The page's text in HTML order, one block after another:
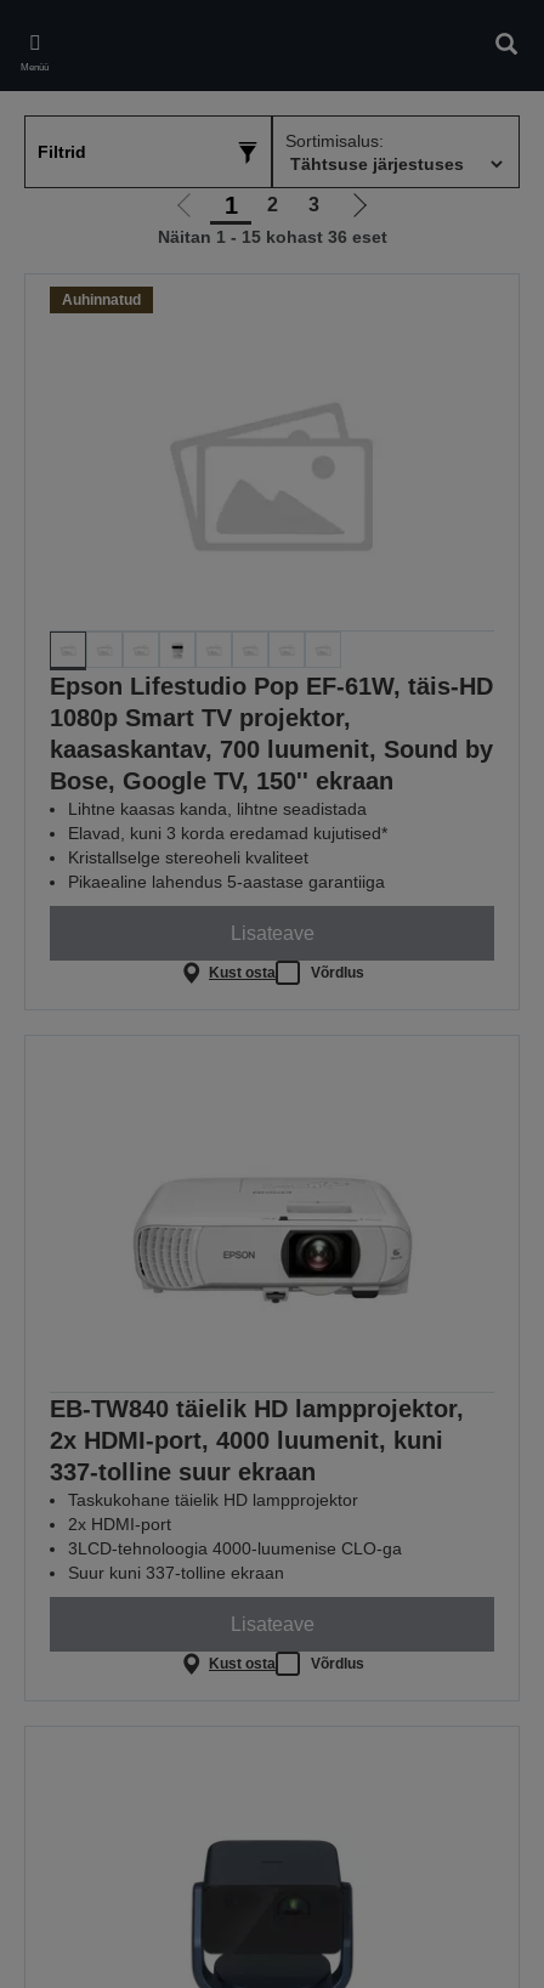
main
content
Menüü
Filtrid
Sortimisalus:
Liigu
eelmisele
1 2 3
Liigu
järgmisele
Näitan 1 - 15 kohast 36 eset
Auhinnatud
Epson Lifestudio Pop EF-61W, täis-HD
1080p Smart TV projektor,
kaasaskantav, 700 luumenit, Sound by
Bose, Google TV, 150'' ekraan
Lihtne kaasas kanda, lihtne seadistada
Elavad, kuni 3 korda eredamad kujutised*
Kristallselge stereoheli kvaliteet
Pikaealine lahendus 5-aastase garantiiga
Lisateave
Kust osta Võrdlus
EB-TW840 täielik HD lampprojektor,
2x HDMI-port, 4000 luumenit, kuni
337-tolline suur ekraan
Taskukohane täielik HD lampprojektor
2x HDMI-port
3LCD-tehnoloogia 4000-luumenise CLO-ga
Suur kuni 337-tolline ekraan
Lisateave
Kust osta Võrdlus